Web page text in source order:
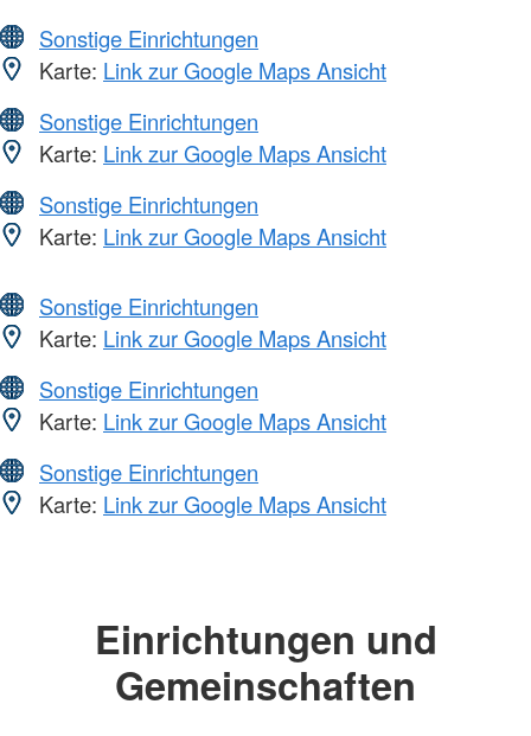
Sonstige Einrichtungen
Karte: Link zur Google Maps Ansicht
Sonstige Einrichtungen
Karte: Link zur Google Maps Ansicht
Sonstige Einrichtungen
Karte: Link zur Google Maps Ansicht
Sonstige Einrichtungen
Karte: Link zur Google Maps Ansicht
Sonstige Einrichtungen
Karte: Link zur Google Maps Ansicht
Sonstige Einrichtungen
Karte: Link zur Google Maps Ansicht
Einrichtungen und
Gemeinschaften